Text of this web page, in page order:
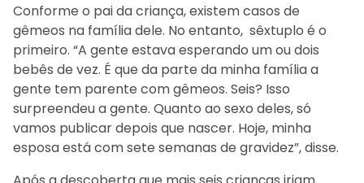
Conforme o pai da criança, existem casos de
gêmeos na família dele. No entanto, sêxtuplo é o
primeiro. “A gente estava esperando um ou dois
bebês de vez. É que da parte da minha família a
gente tem parente com gêmeos. Seis? Isso
surpreendeu a gente. Quanto ao sexo deles, só
vamos publicar depois que nascer. Hoje, minha
esposa está com sete semanas de gravidez”, disse.